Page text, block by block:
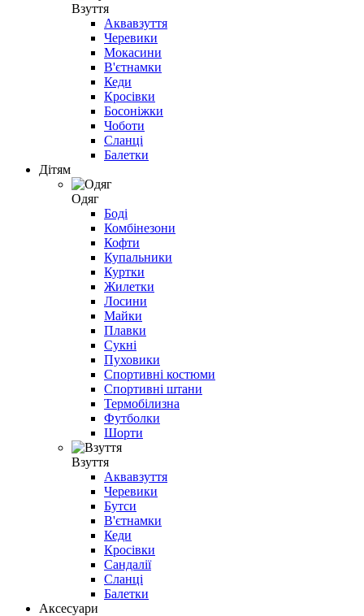
Взуття
Аквавзуття
Черевики
Мокасини
В'єтнамки
Кеди
Кросівки
Босоніжки
Чоботи
Сланці
Балетки
Дітям
Одяг
Боді
Комбінезони
Кофти
Купальники
Куртки
Жилетки
Лосини
Майки
Плавки
Сукні
Пуховики
Спортивні костюми
Спортивні штани
Термобілизна
Футболки
Шорти
Взуття
Аквавзуття
Черевики
Бутси
В'єтнамки
Кеди
Кросівки
Сандалії
Сланці
Балетки
Аксесуари